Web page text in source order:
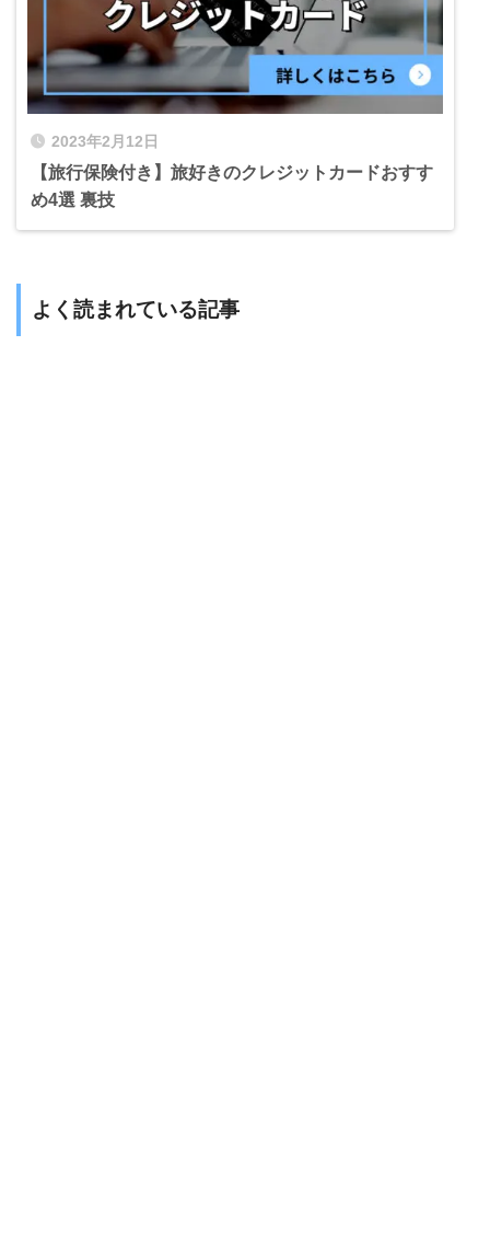
2023年2月12日
【旅行保険付き】旅好きのクレジットカードおすす
め4選 裏技
よく読まれている記事